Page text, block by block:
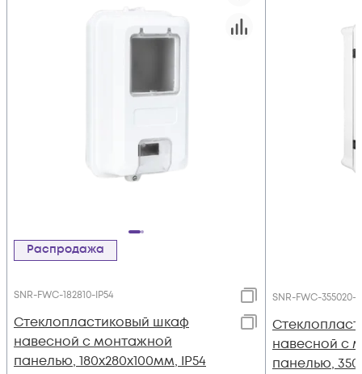
Распродажа
SNR-FWC-182810-IP54
Стеклопластиковый шкаф
навесной с монтажной
панелью, 180х280х100мм, IP54
SNR-FWC-355020-
навесной с
панелью,